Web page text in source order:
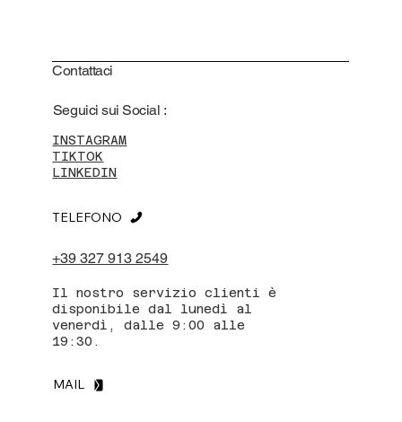
Contattaci
INSTAGRAM
TIKTOK
LINKEDIN
Seguici sui Social :
+39 327 913 2549
TELEFONO
Il nostro servizio clienti è
disponibile dal lunedì al
venerdì, dalle 9:00 alle
19:30.
MAIL